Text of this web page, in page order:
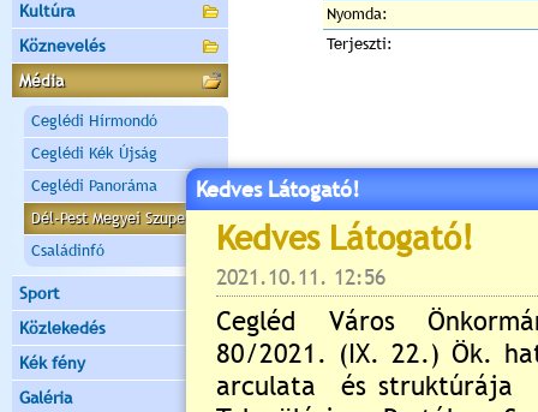
Kultúra
Köznevelés
Média
Ceglédi Hírmondó
Ceglédi Kék Újság
Ceglédi Panoráma
Dél-Pest Megyei Szuperinfó
Családinfó
Sport
Közlekedés
Kék fény
Galéria
Nyomda:
Terjeszti:
Kedves Látogató!